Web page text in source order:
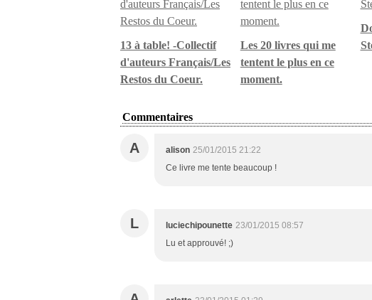
13 à table! -Collectif
d'auteurs Français/Les
Restos du Coeur.
Les 20 livres qui me
tentent le plus en ce
moment.
Commentaires
A alison 25/01/2015 21:22
Ce livre me tente beaucoup !
L luciechipounette 23/01/2015 08:57
Lu et approuvé! ;)